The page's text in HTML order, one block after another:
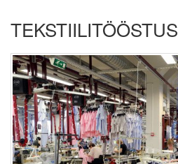
TEKSTIILITÖÖSTUS